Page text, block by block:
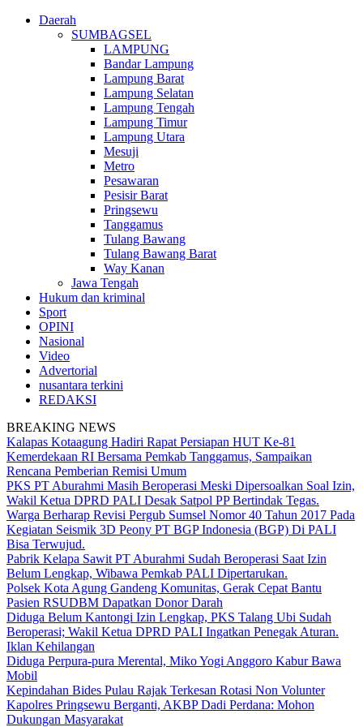
Daerah
SUMBAGSEL
LAMPUNG
Bandar Lampung
Lampung Barat
Lampung Selatan
Lampung Tengah
Lampung Timur
Lampung Utara
Mesuji
Metro
Pesawaran
Pesisir Barat
Pringsewu
Tanggamus
Tulang Bawang
Tulang Bawang Barat
Way Kanan
Jawa Tengah
Hukum dan kriminal
Sport
OPINI
Nasional
Video
Advertorial
nusantara terkini
REDAKSI
BREAKING NEWS
Kalapas Kotaagung Hadiri Rapat Persiapan HUT Ke-81
Kemerdekaan RI Bersama Pemkab Tanggamus, Sampaikan
Rencana Pemberian Remisi Umum
PKS PT Aburahmi Masih Beroperasi Meski Dipersoalkan Soal Izin,
Wakil Ketua DPRD PALI Desak Satpol PP Bertindak Tegas.
Warga Berharap Revisi Pergub Sumsel Nomor 40 Tahun 2017 Pada
Kegiatan Seismik 3D Peony PT BGP Indonesia (BGP) Di PALI
Bisa Terwujud.
Pabrik Kelapa Sawit PT Aburahmi Sudah Beroperasi Saat Izin
Belum Lengkap, Wibawa Pemkab PALI Dipertarukan.
Polsek Kota Agung Gandeng Komunitas, Gerak Cepat Bantu
Pasien RSUDBM Dapatkan Donor Darah
Diduga Belum Kantongi Izin Lengkap, PKS Talang Ubi Sudah
Beroperasi; Wakil Ketua DPRD PALI Ingatkan Penegak Aturan.
Iklan Kehilangan
Diduga Perpura-pura Merental, Miko Yogi Anggoro Kabur Bawa
Mobil
Kepindahan Bides Pulau Rajak Terkesan Rotasi Non Volunter
Kapolres Pringsewu Berganti, AKBP Dadi Perdana: Mohon
Dukungan Masyarakat